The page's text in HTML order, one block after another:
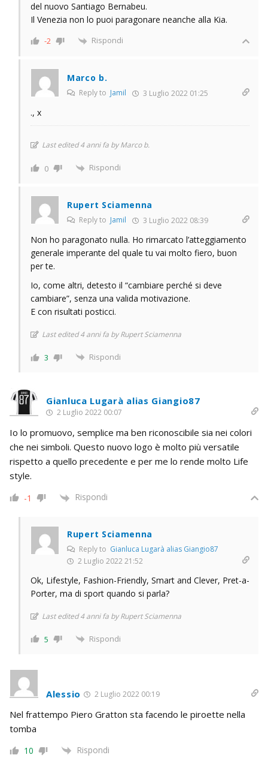
del nuovo Santiago Bernabeu.
Il Venezia non lo puoi paragonare neanche alla Kia.
-2 Rispondi
Marco b.
Reply to Jamil 3 Luglio 2022 01:25
., x
Last edited 4 anni fa by Marco b.
0 Rispondi
Rupert Sciamenna
Reply to Jamil 3 Luglio 2022 08:39
Non ho paragonato nulla. Ho rimarcato l’atteggiamento
generale imperante del quale tu vai molto fiero, buon
per te.
Io, come altri, detesto il “cambiare perché si deve
cambiare”, senza una valida motivazione.
E con risultati posticci.
Last edited 4 anni fa by Rupert Sciamenna
3 Rispondi
Gianluca Lugarà alias Giangio87
2 Luglio 2022 00:07
Io lo promuovo, semplice ma ben riconoscibile sia nei colori
che nei simboli. Questo nuovo logo è molto più versatile
rispetto a quello precedente e per me lo rende molto Life
style.
-1 Rispondi
Rupert Sciamenna
Reply to Gianluca Lugarà alias Giangio87
2 Luglio 2022 21:52
Ok, Lifestyle, Fashion-Friendly, Smart and Clever, Pret-a-
Porter, ma di sport quando si parla?
Last edited 4 anni fa by Rupert Sciamenna
5 Rispondi
Alessio 2 Luglio 2022 00:19
Nel frattempo Piero Gratton sta facendo le piroette nella
tomba
10 Rispondi